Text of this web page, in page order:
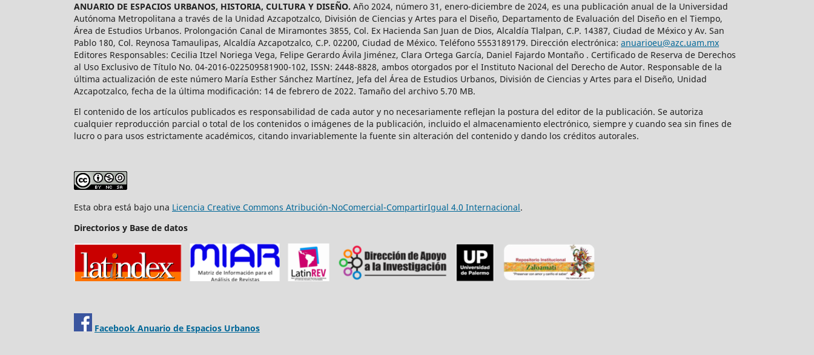
ANUARIO DE ESPACIOS URBANOS, HISTORIA, CULTURA Y DISEÑO. Año 2024, número 31, enero-diciembre de 2024, es una publicación anual de la Universidad
Autónoma Metropolitana a través de la Unidad Azcapotzalco, División de Ciencias y Artes para el Diseño, Departamento de Evaluación del Diseño en el Tiempo,
Área de Estudios Urbanos. Prolongación Canal de Miramontes 3855, Col. Ex Hacienda San Juan de Dios, Alcaldía Tlalpan, C.P. 14387, Ciudad de México y Av. San
Pablo 180, Col. Reynosa Tamaulipas, Alcaldía Azcapotzalco, C.P. 02200, Ciudad de México. Teléfono 5553189179. Dirección electrónica: anuarioeu@azc.uam.mx
Editores Responsables: Cecilia Itzel Noriega Vega, Felipe Gerardo Ávila Jiménez, Clara Ortega García, Daniel Fajardo Montaño . Certificado de Reserva de Derechos
al Uso Exclusivo de Título No. 04-2016-022509581900-102, ISSN: 2448-8828, ambos otorgados por el Instituto Nacional del Derecho de Autor. Responsable de la
última actualización de este número María Esther Sánchez Martínez, Jefa del Área de Estudios Urbanos, División de Ciencias y Artes para el Diseño, Unidad
Azcapotzalco, fecha de la última modificación: 14 de febrero de 2022. Tamaño del archivo 5.70 MB.
El contenido de los artículos publicados es responsabilidad de cada autor y no necesariamente reflejan la postura del editor de la publicación. Se autoriza
cualquier reproducción parcial o total de los contenidos o imágenes de la publicación, incluido el almacenamiento electrónico, siempre y cuando sea sin fines de
lucro o para usos estrictamente académicos, citando invariablemente la fuente sin alteración del contenido y dando los créditos autorales.
Esta obra está bajo una Licencia Creative Commons Atribución-NoComercial-CompartirIgual 4.0 Internacional.
Directorios y Base de datos
Facebook Anuario de Espacios Urbanos